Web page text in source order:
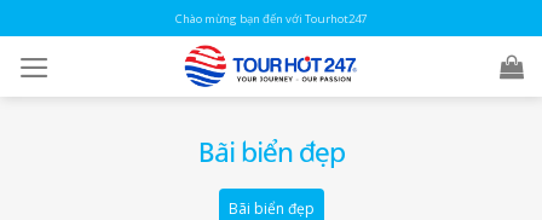
to
content
Chào mừng bạn đến với Tourhot247
Bãi biển đẹp
Bãi biển đẹp